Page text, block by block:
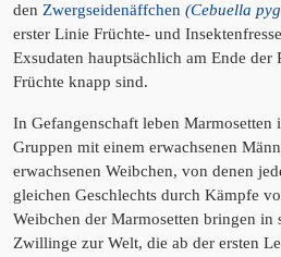
den Zwergseidenäffchen (Cebuella
erster Linie Früchte- und
Exsudaten hauptsächlich am Ende der
Früchte knapp sind.
In Gefangenschaft leben Marmosetten
Gruppen mit einem erwachsenen
erwachsenen Weibchen, von denen
gleichen Geschlechts durch Kämpfe
Weibchen der Marmosetten bringen in
Zwillinge zur Welt, die ab der ersten